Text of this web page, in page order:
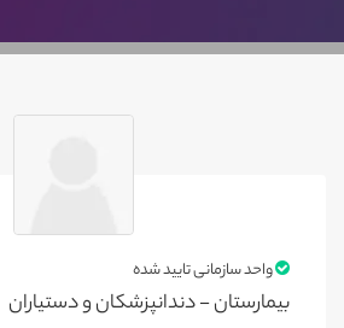
واحد سازمانی تایید شده
بیمارستان - دندانپزشکان و دستیاران